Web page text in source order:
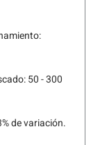
50 - 300
de variación.